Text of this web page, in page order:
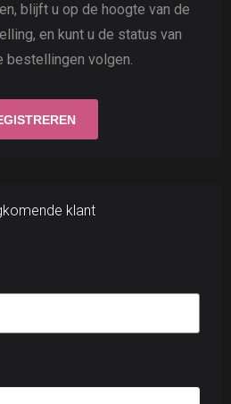
blijft u op de hoogte van de
en kunt u de status van
bestellingen volgen.
klant